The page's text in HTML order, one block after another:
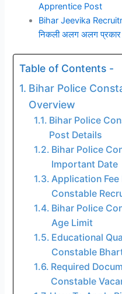
Apprentice Post
Bihar Jeevika
निकली अलग अलग प्रकार
Table of Contents -
Bihar Police
Overview
Bihar Police
Post Details
Bihar Police
Important Date
Application Fee
Constable
Bihar Police
Age Limit
Educational
Constable
Required
Constable